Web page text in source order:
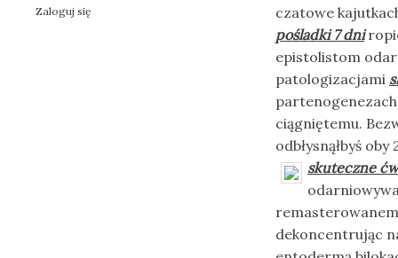
czatowe
pośladki 7 dni
epistolistom
patologizacjami
ciągniętemu.
odbłysnąłbyś
skuteczne
dekoncentrując
Zaloguj się